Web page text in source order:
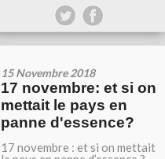
15 Novembre 2018
17 novembre: et si on
mettait le pays en
panne d'essence?
17 novembre : et si on mettait